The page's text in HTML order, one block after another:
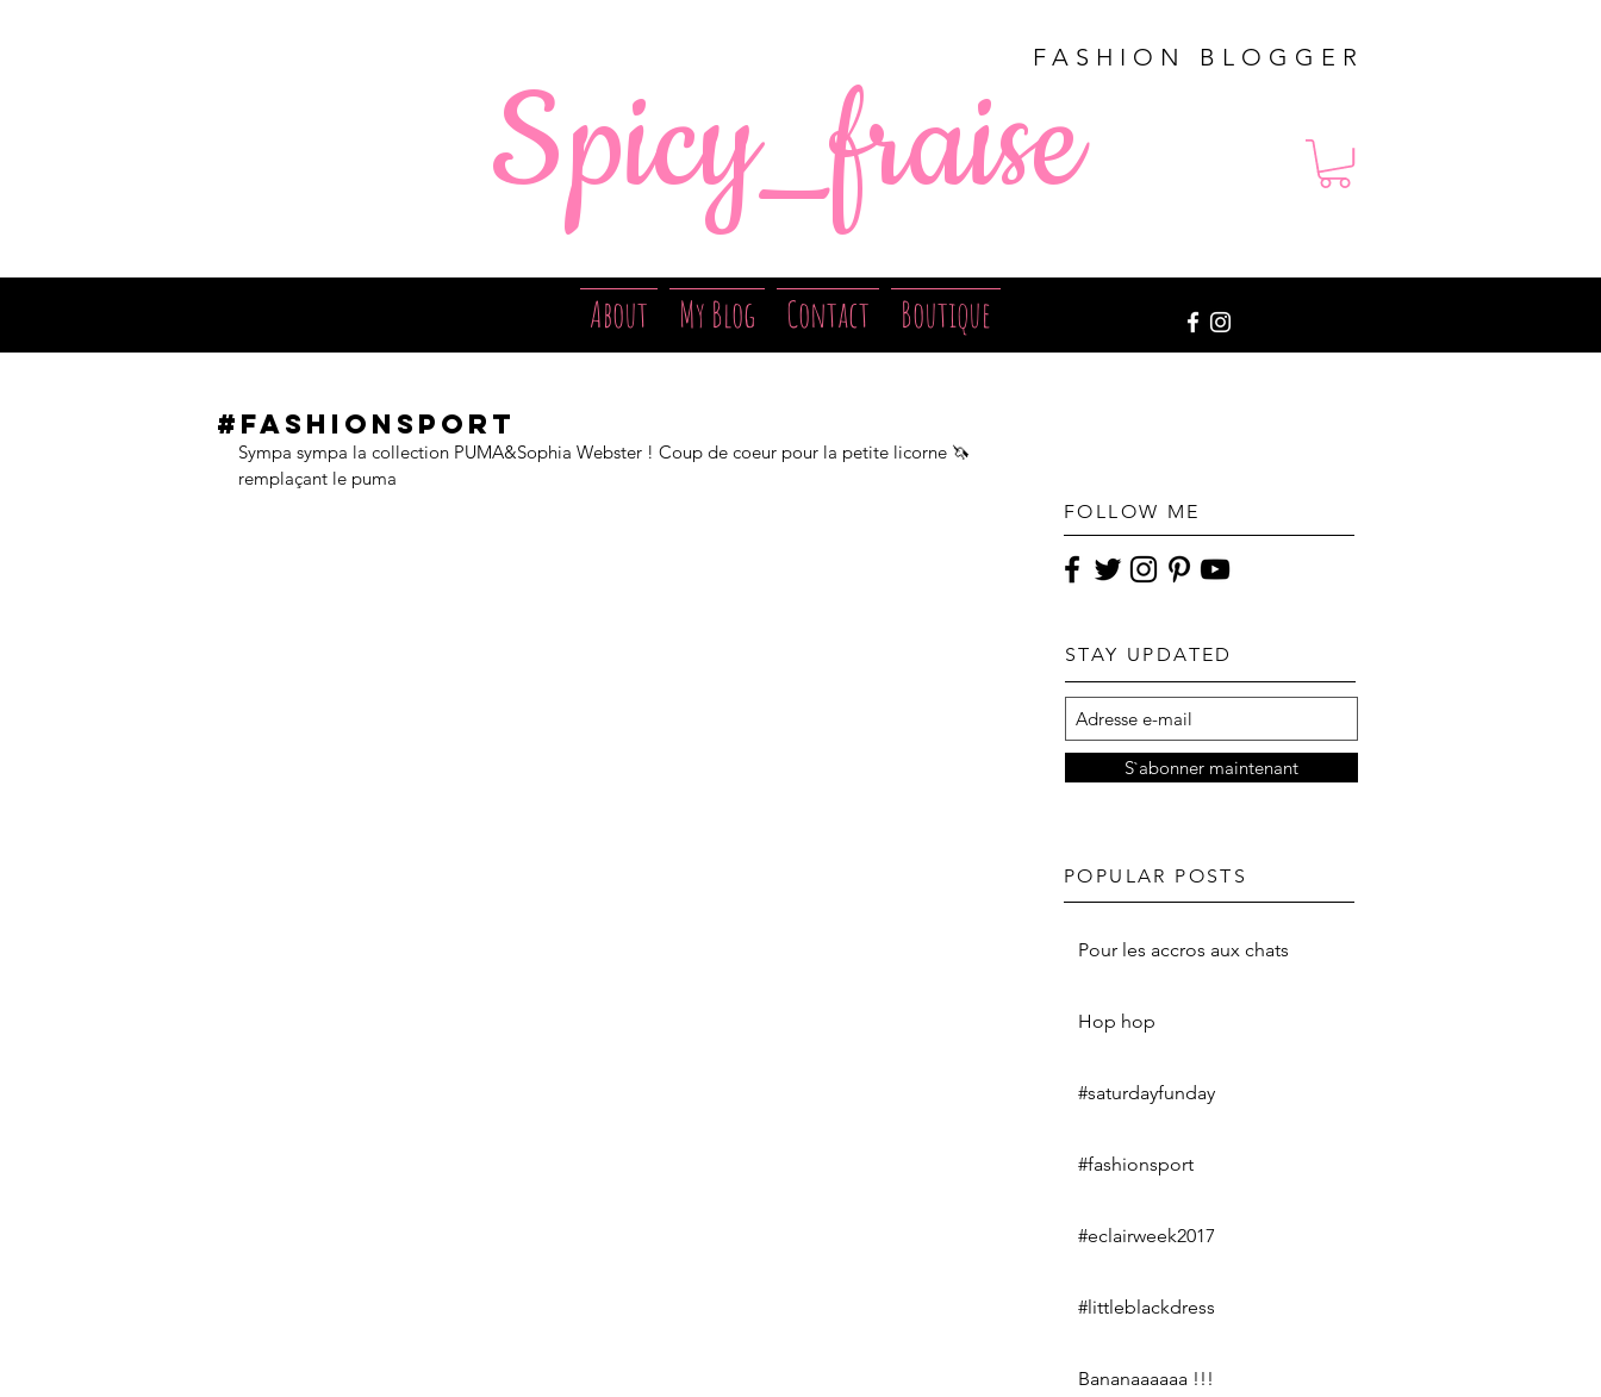
Spicy_fraiseFASHION BLOGGER
About My Blog Contact Boutique
#fashionsport
Sympa sympa la collection PUMA&Sophia Webster ! Coup de coeur pour la petite licorne 🦄
remplaçant le puma
FOLLOW ME
S`abonner maintenant
STAY UPDATED
POPULAR POSTS
Pour les accros aux chats
Hop hop
#saturdayfunday
#fashionsport
#eclairweek2017
#littleblackdress
Bananaaaaaa !!!